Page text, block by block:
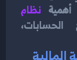
الحسابات